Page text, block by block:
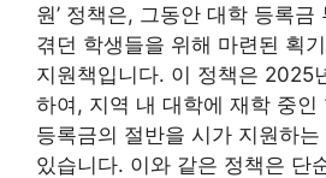
원’ 정책은, 그동안 대학 등록금
겪던 학생들을 위해 마련된 획
지원책입니다. 이 정책은 2025
하여, 지역 내 대학에 재학 중인
등록금의 절반을 시가 지원하
있습니다. 이와 같은 정책은 단